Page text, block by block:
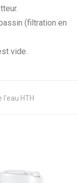
(filtration en
vide.
HTH